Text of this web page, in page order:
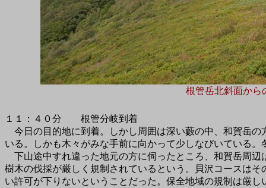
１１：４０分 根管分岐到着
今日の目的地に到着。しかし周囲は深い藪の中、和賀岳の
いる。しかも木々がみな手前に向かって少しなびいている
下山途中すれ違った地元の方に伺ったところ、和賀岳周辺
樹木の伐採が厳しく規制されているという。貝沢コースは
い許可が下りないということだった。保全地域の規制は厳
根管岳北斜面から